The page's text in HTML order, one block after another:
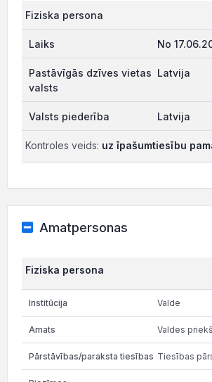
Fiziska persona
No
Latvija
Latvija
Kontroles veids: uz īpašumtiesību
Amatpersonas
Fiziska persona
Valde
Valdes
Tiesības